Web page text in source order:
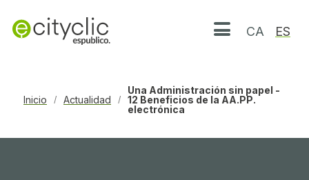
Abrir menú
CA ES
Inicio / Actualidad /
Una Administración sin papel -
12 Beneficios de la AA.PP.
electrónica